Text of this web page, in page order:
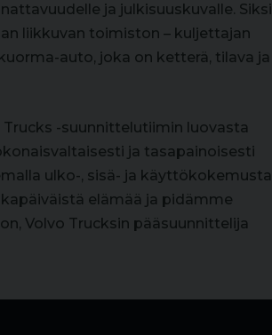
ja julkisuuskuvalle. Siksi
liikkuvan toimiston – kuljettajan
auto, joka on ketterä, tilava ja
-suunnittelutiimin luovasta
ja tasapainoisesti
ulko-, sisä- ja käyttökokemusta
elämää ja pidämme
Volvo Trucksin pääsuunnittelija